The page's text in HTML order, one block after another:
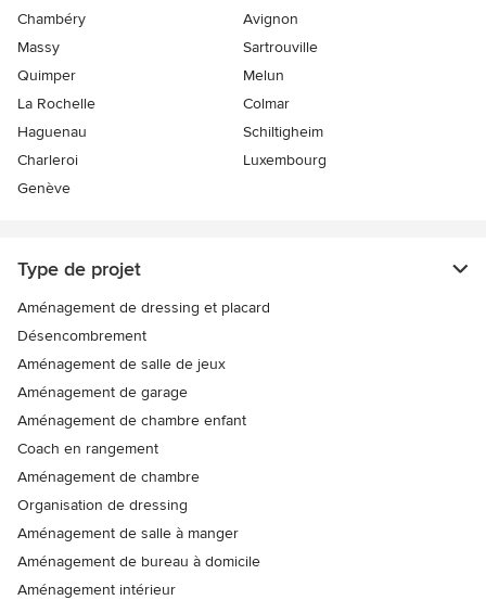
Chambéry
Avignon
Massy
Sartrouville
Quimper
Melun
La Rochelle
Colmar
Haguenau
Schiltigheim
Charleroi
Luxembourg
Genève
Type de projet
Aménagement de dressing et placard
Désencombrement
Aménagement de salle de jeux
Aménagement de garage
Aménagement de chambre enfant
Coach en rangement
Aménagement de chambre
Organisation de dressing
Aménagement de salle à manger
Aménagement de bureau à domicile
Aménagement intérieur